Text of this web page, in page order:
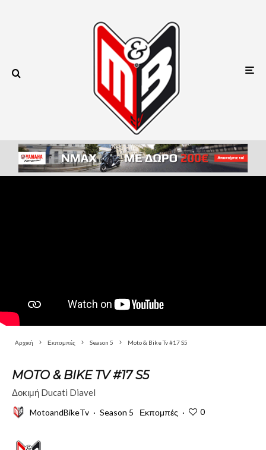
Αρχική Εκπομπές Season 5 Moto & Bike Tv #17 S5
MOTO & BIKE TV #17 S5
Δοκιμή Ducati Diavel
MotoandBikeTv · Season 5 Εκπομπές · 0